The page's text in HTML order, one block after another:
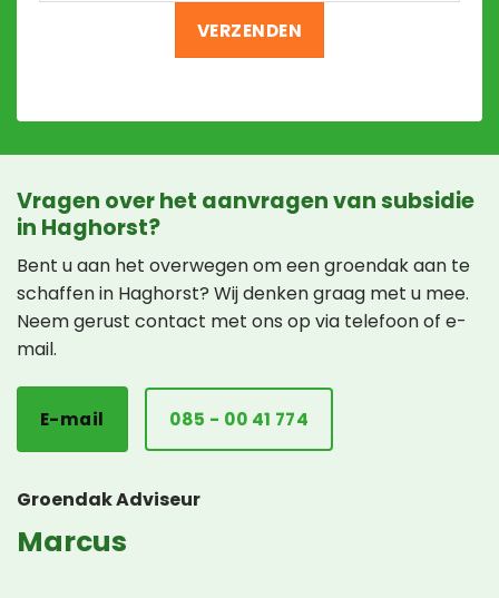
Vragen over het aanvragen van subsidie
in Haghorst?
Bent u aan het overwegen om een groendak aan te
schaffen in Haghorst? Wij denken graag met u mee.
Neem gerust contact met ons op via telefoon of e-
mail.
E-mail 085 - 00 41 774
Groendak Adviseur
Marcus